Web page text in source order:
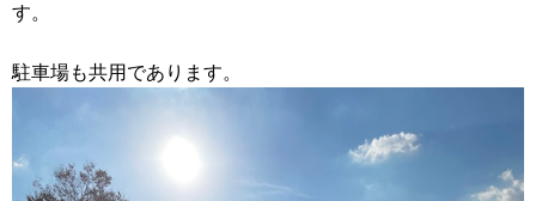
す。
駐車場も共用であります。